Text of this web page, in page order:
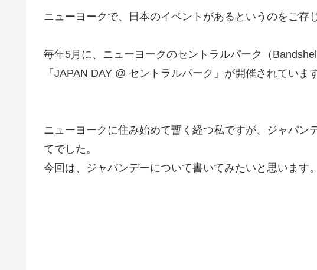
ニューヨークで、日本のイベントがあるというのをご存
毎年5月に、ニューヨークのセントラルパーク（
「JAPAN DAY @ セントラルパーク」 が開催されています
ニューヨークに住み始めて暫く経つ私ですが、ジャパン
てでした。
今回は、ジャパンデーについて書いてみたいと思います。